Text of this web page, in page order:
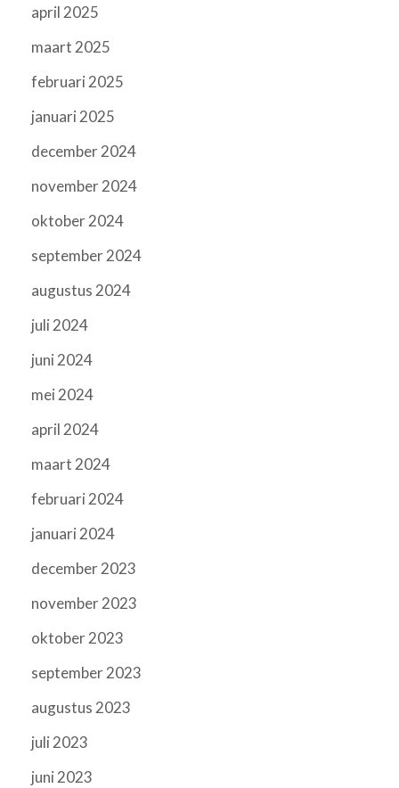
april 2025
maart 2025
februari 2025
januari 2025
december 2024
november 2024
oktober 2024
september 2024
augustus 2024
juli 2024
juni 2024
mei 2024
april 2024
maart 2024
februari 2024
januari 2024
december 2023
november 2023
oktober 2023
september 2023
augustus 2023
juli 2023
juni 2023